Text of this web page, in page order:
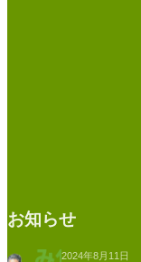
お知らせ
2024年8月11日